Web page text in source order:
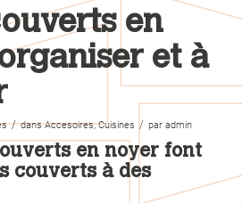
en
et à
/ dansAccesoires,Cuisines / par admin
en noyer font
couverts à des